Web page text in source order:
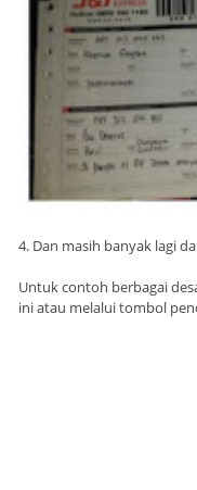
4. Dan masih banyak lagi
Untuk contoh berbagai
ini atau melalui tombol